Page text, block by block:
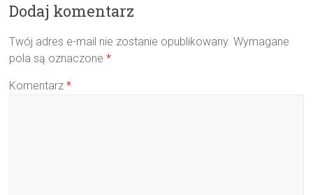
Dodaj komentarz
Twój adres e-mail nie zostanie opublikowany. Wymagane
pola są oznaczone*
Komentarz*